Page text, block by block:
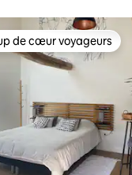
de cœur voyageurs
de cœur voyageurs